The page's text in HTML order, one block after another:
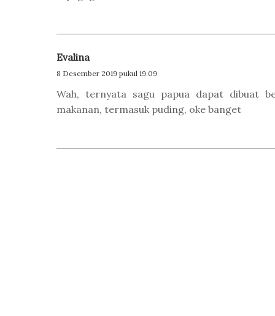
Evalina
8 Desember 2019 pukul 19.09
Wah, ternyata sagu papua dapat dibuat
makanan, termasuk puding, oke banget